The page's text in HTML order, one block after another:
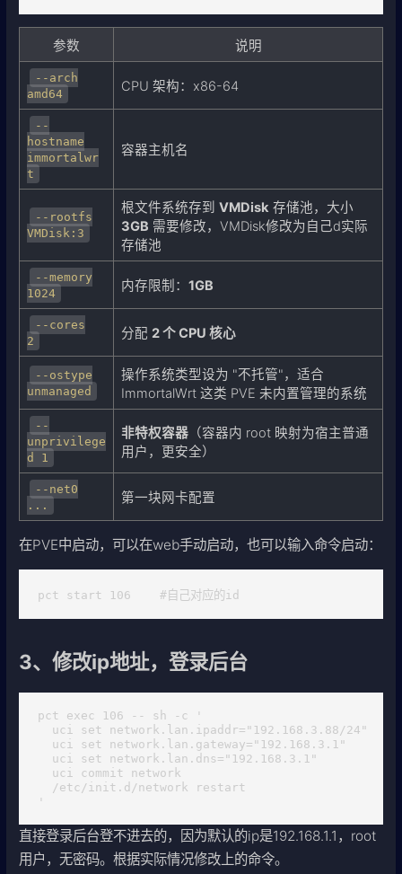
参数 说明
--arch
amd64
CPU 架构：x86-64
--
hostname
immortalwr
t
容器主机名
--rootfs
VMDisk:3
根文件系统存到 VMDisk 存储池，大小
3GB 需要修改，VMDisk修改为自己d实际
存储池
--memory
1024
内存限制： 1GB
--cores
2
分配 2 个 CPU 核心
--ostype
unmanaged
操作系统类型设为 "不托管"，适合
ImmortalWrt 这类 PVE 未内置管理的系统
--
unprivilege
d 1
非特权容器 （容器内 root 映射为宿主普通
用户，更安全）
--net0
...
第一块网卡配置
在PVE中启动，可以在web手动启动，也可以输入命令启动：
pct start 106    #自己对应的id
3、修改ip地址，登录后台
pct exec 106 -- sh -c '
  uci set network.lan.ipaddr="192.168.3.88/24"
  uci set network.lan.gateway="192.168.3.1"
  uci set network.lan.dns="192.168.3.1"
  uci commit network
  /etc/init.d/network restart
'
直接登录后台登不进去的，因为默认的ip是192.168.1.1，root
用户，无密码。根据实际情况修改上的命令。